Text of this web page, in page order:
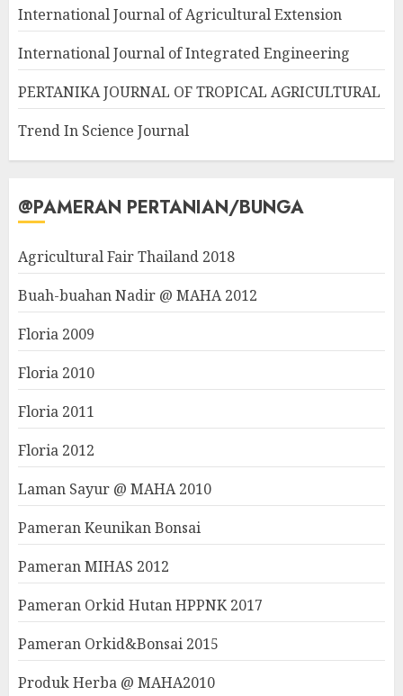
International Journal of Agricultural Extension
International Journal of Integrated Engineering
PERTANIKA JOURNAL OF TROPICAL AGRICULTURAL
Trend In Science Journal
@PAMERAN PERTANIAN/BUNGA
Agricultural Fair Thailand 2018
Buah-buahan Nadir @ MAHA 2012
Floria 2009
Floria 2010
Floria 2011
Floria 2012
Laman Sayur @ MAHA 2010
Pameran Keunikan Bonsai
Pameran MIHAS 2012
Pameran Orkid Hutan HPPNK 2017
Pameran Orkid&Bonsai 2015
Produk Herba @ MAHA2010